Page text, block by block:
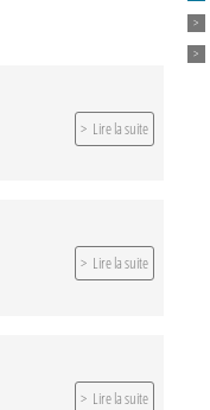
Lire la suite
Lire la suite
Lire la suite